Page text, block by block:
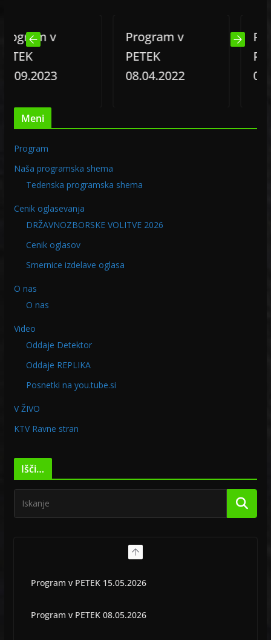
v
Program v
PETEK
08.04.2022
PETEK
Meni
Program
Naša programska shema
Tedenska programska shema
Cenik oglasevanja
DRŽAVNOZBORSKE VOLITVE 2026
Cenik oglasov
Smernice izdelave oglasa
O nas
O nas
Video
Oddaje Detektor
Oddaje REPLIKA
Posnetki na you.tube.si
V ŽIVO
KTV Ravne stran
Išči…
Program v PETEK 15.05.2026
Program v PETEK 08.05.2026